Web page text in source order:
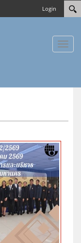
Login
Toggle